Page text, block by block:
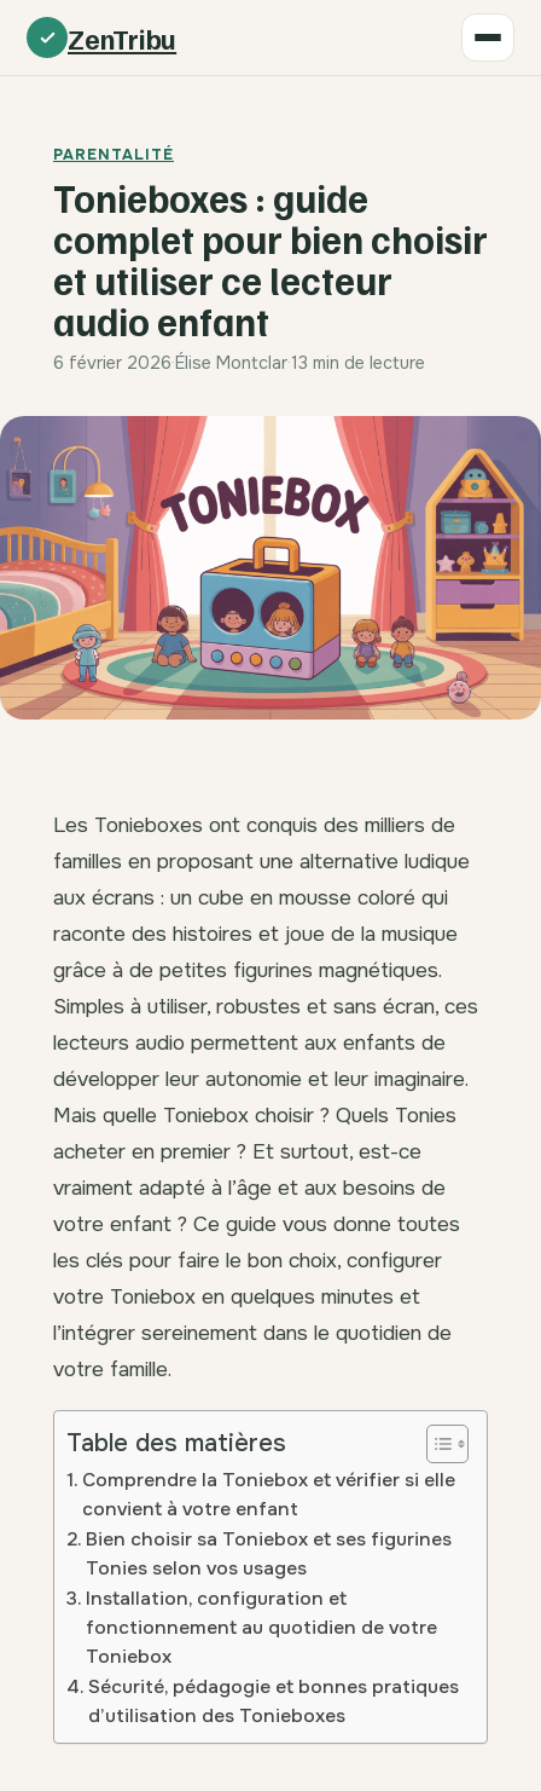
ZenTribu
PARENTALITÉ
Tonieboxes : guide
complet pour bien choisir
et utiliser ce lecteur
audio enfant
6 février 2026·Élise Montclar·13 min de lecture
Les Tonieboxes ont conquis des milliers de
familles en proposant une alternative ludique
aux écrans : un cube en mousse coloré qui
raconte des histoires et joue de la musique
grâce à de petites figurines magnétiques.
Simples à utiliser, robustes et sans écran, ces
lecteurs audio permettent aux enfants de
développer leur autonomie et leur imaginaire.
Mais quelle Toniebox choisir ? Quels Tonies
acheter en premier ? Et surtout, est-ce
vraiment adapté à l’âge et aux besoins de
votre enfant ? Ce guide vous donne toutes
les clés pour faire le bon choix, configurer
votre Toniebox en quelques minutes et
l’intégrer sereinement dans le quotidien de
votre famille.
Table des matières
Comprendre la Toniebox et vérifier si elle
convient à votre enfant
Bien choisir sa Toniebox et ses figurines
Tonies selon vos usages
Installation, configuration et
fonctionnement au quotidien de votre
Toniebox
Sécurité, pédagogie et bonnes pratiques
d’utilisation des Tonieboxes